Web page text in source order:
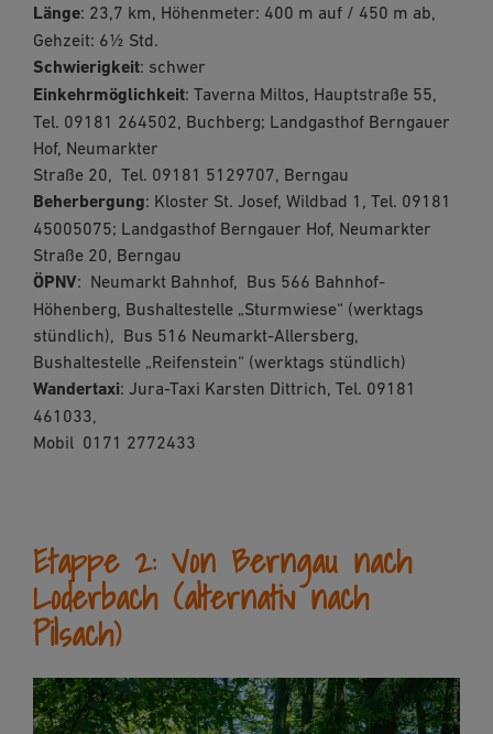
Länge: 23,7 km, Höhenmeter: 400 m auf / 450 m ab,
Gehzeit: 6½ Std.
Schwierigkeit: schwer
Einkehrmöglichkeit: Taverna Miltos, Hauptstraße 55,
Tel. 09181 264502, Buchberg; Landgasthof Berngauer
Hof, Neumarkter
Straße 20, Tel. 09181 5129707, Berngau
Beherbergung: Kloster St. Josef, Wildbad 1, Tel. 09181
45005075; Landgasthof Berngauer Hof, Neumarkter
Straße 20, Berngau
ÖPNV: Neumarkt Bahnhof, Bus 566 Bahnhof-
Höhenberg, Bushaltestelle „Sturmwiese“ (werktags
stündlich), Bus 516 Neumarkt-Allersberg,
Bushaltestelle „Reifenstein“ (werktags stündlich)
Wandertaxi: Jura-Taxi Karsten Dittrich, Tel. 09181
461033,
Mobil 0171 2772433
Etappe 2: Von Berngau nach
Loderbach (alternativ nach
Pilsach)